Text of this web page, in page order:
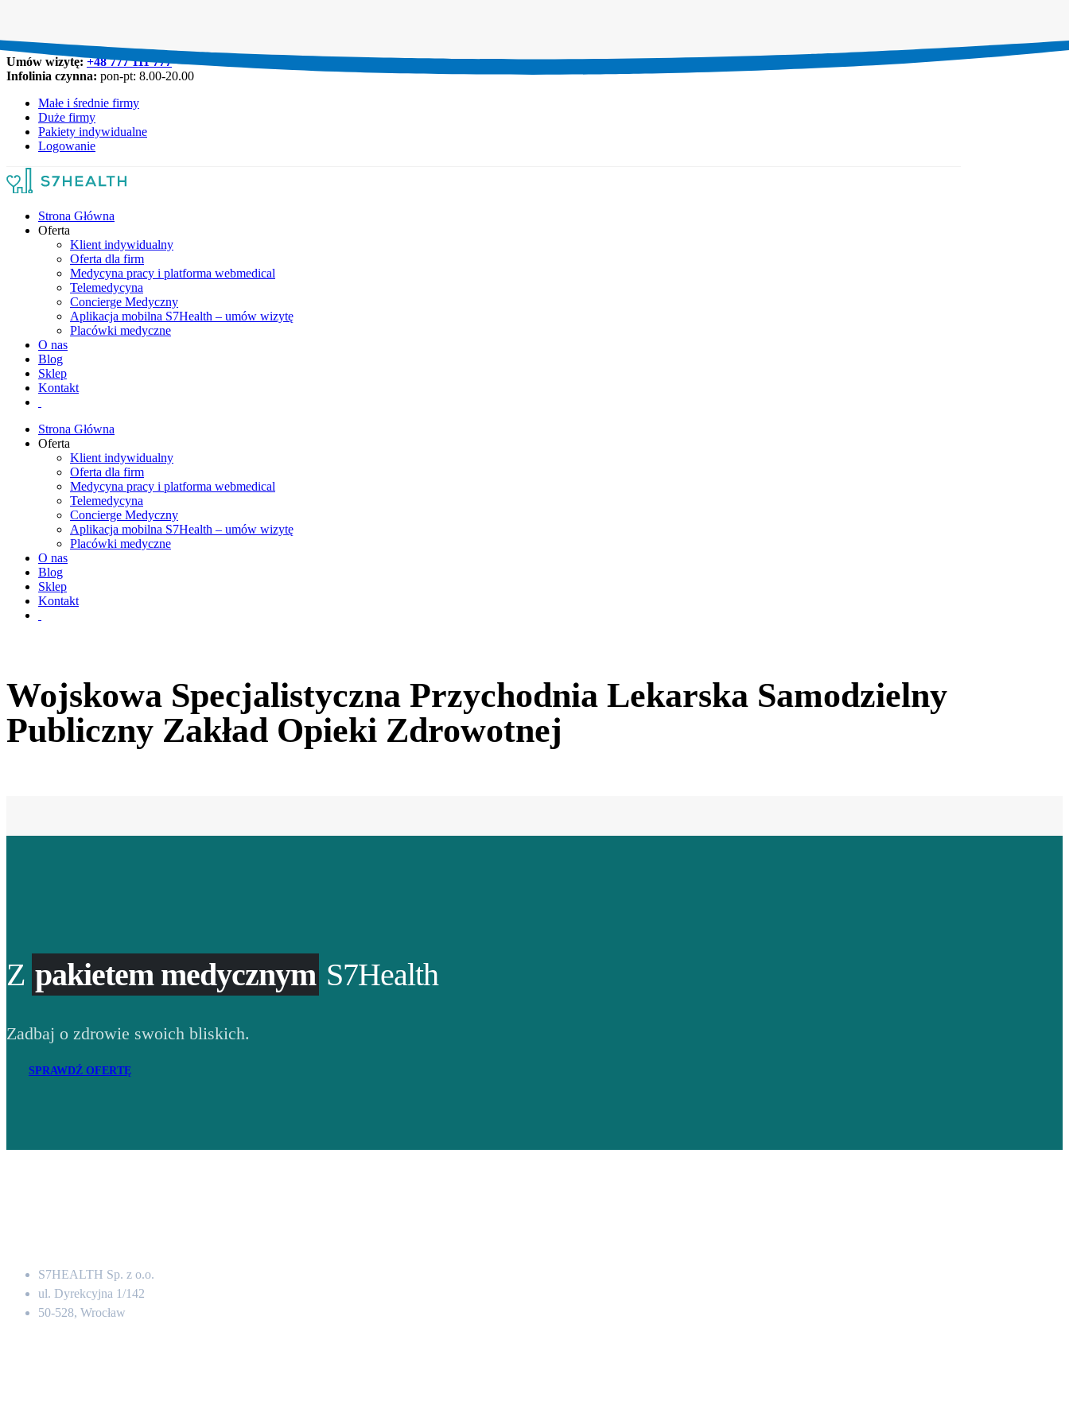
Umów wizytę:+48 777 111 777
Infolinia czynna: pon-pt: 8.00-20.00
Małe i średnie firmy
Duże firmy
Pakiety indywidualne
Logowanie
Strona Główna
Oferta
Klient indywidualny
Oferta dla firm
Medycyna pracy i platforma webmedical
Telemedycyna
Concierge Medyczny
Aplikacja mobilna S7Health – umów wizytę
Placówki medyczne
O nas
Blog
Sklep
Kontakt
Strona Główna
Oferta
Klient indywidualny
Oferta dla firm
Medycyna pracy i platforma webmedical
Telemedycyna
Concierge Medyczny
Aplikacja mobilna S7Health – umów wizytę
Placówki medyczne
O nas
Blog
Sklep
Kontakt
Wojskowa Specjalistyczna Przychodnia Lekarska Samodzielny
Publiczny Zakład Opieki Zdrowotnej
Z pakietem medycznym S7Health
Zadbaj o zdrowie swoich bliskich.
SPRAWDŹ OFERTĘ
S7HEALTH Sp. z o.o.
ul. Dyrekcyjna 1/142
50-528, Wrocław